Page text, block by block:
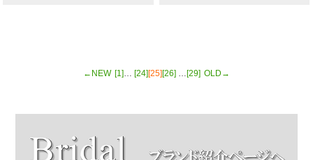
←NEW [1]… [24][25][26] …[29] OLD→